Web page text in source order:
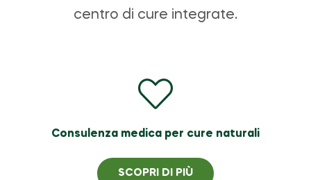
centro di cure integrate.
Consulenza medica per cure naturali
SCOPRI DI PIÙ